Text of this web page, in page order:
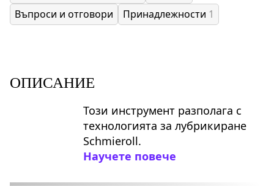
Въпроси и отговори
Принадлежности 1
ОПИСАНИЕ
Този инструмент разполага с
технологията за лубрикиране
Schmieroll.
Научете повече